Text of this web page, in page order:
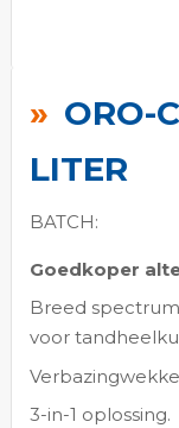
ORO-
LITER
BATCH:
Goedkoper
Breed
voor
3-in-1 oplossing.
het
begin
van
de
gallerij